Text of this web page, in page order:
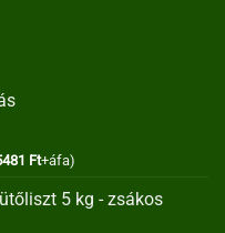
Ft+áfa)
5 kg - zsákos